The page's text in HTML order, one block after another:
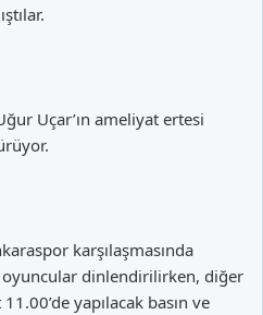
Uçar’ın ameliyat ertesi
karşılaşmasında
dinlendirilirken, diğer
yapılacak basın ve